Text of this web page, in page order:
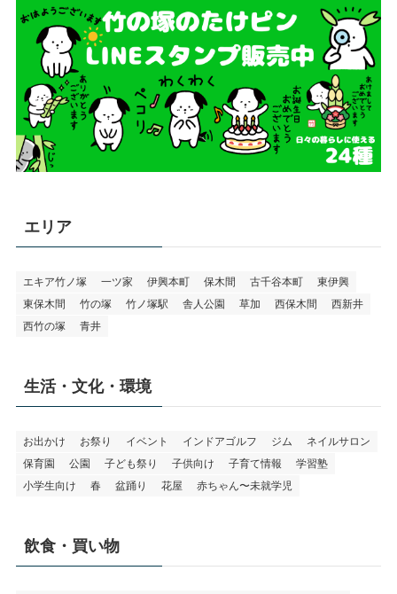
エリア
エキア竹ノ塚 一ツ家 伊興本町 保木間 古千谷本町
東伊興
東保木間
竹の塚 竹ノ塚駅 舎人公園 草加 西保木間
西新井
西竹の塚
青井
生活・文化・環境
お出かけ お祭り イベント インドアゴルフ ジム
ネイルサロン
保育園
公園 子ども祭り 子供向け 子育て情報
学習塾
小学生向け
春 盆踊り 花屋 赤ちゃん〜未就学児
飲食・買い物